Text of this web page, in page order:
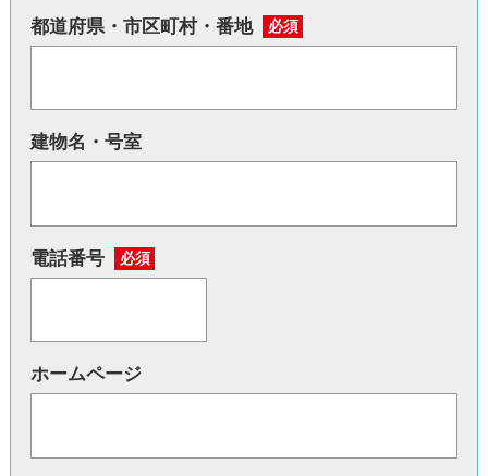
都道府県・市区町村・番地 必須
建物名・号室
電話番号 必須
ホームページ